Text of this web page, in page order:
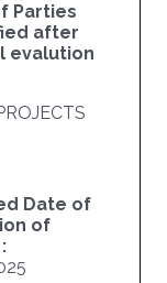
Parties
after
evalution
Date of
of